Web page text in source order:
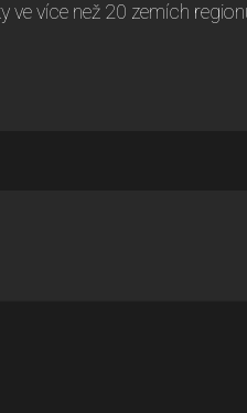
ve více než 20 zemích